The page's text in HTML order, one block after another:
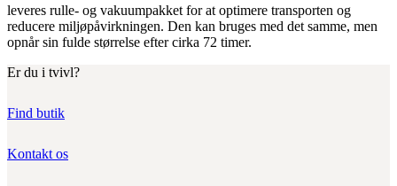
leveres rulle- og vakuumpakket for at optimere transporten og
reducere miljøpåvirkningen. Den kan bruges med det samme, men
opnår sin fulde størrelse efter cirka 72 timer.
Er du i tvivl?
Find butik
Kontakt os